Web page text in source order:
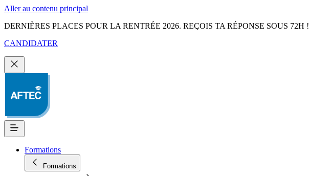
Aller au contenu principal
DERNIÈRES PLACES POUR LA RENTRÉE 2026. REÇOIS TA RÉPONSE SOUS 72H !
CANDIDATER
Formations
Formations